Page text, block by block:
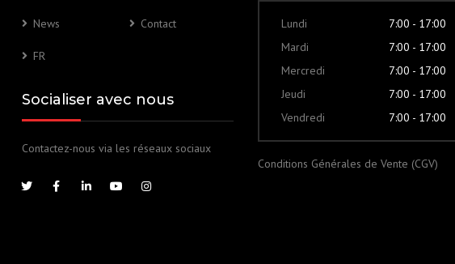
News Contact
FR
Socialiser avec nous
Contactez-nous via les réseaux sociaux
Lundi
7:00 - 17:00
Mardi
7:00 - 17:00
Mercredi
7:00 - 17:00
Jeudi
7:00 - 17:00
Vendredi
7:00 - 17:00
Conditions Générales de Vente (CGV)